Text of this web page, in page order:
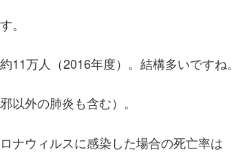
。
万人（2016年度）。結構多いですね。
以外の肺炎も含む）。
ナウィルスに感染した場合の死亡率は